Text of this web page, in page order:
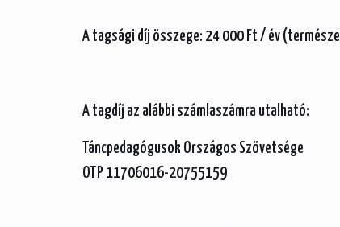
A tagsági díj összege: 24 000 Ft / év
A tagdíj az alábbi számlaszámra utalható:
Táncpedagógusok Országos Szövetsége
OTP 11706016-20755159